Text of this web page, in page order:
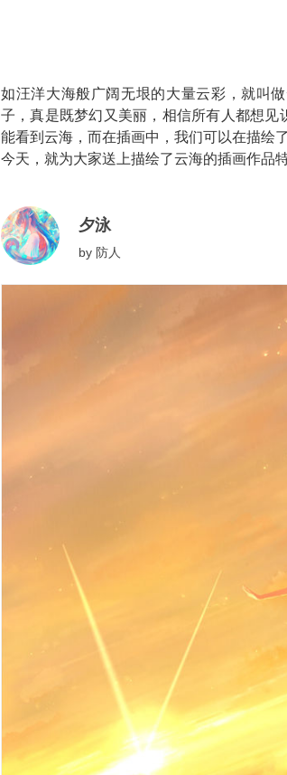
如汪洋大海般广阔无垠的大量云彩，就叫
子，真是既梦幻又美丽，相信所有人都想
能看到云海，而在插画中，我们可以在描绘
今天，就为大家送上描绘了云海的插画作品
夕泳
by 防人